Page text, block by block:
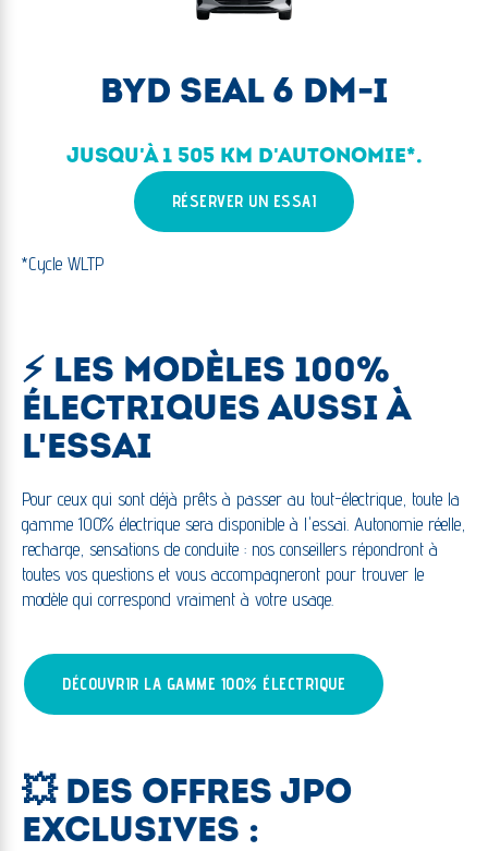
BYD SEAL 6 DM-I
JUSQU'À 1 505 KM D'AUTONOMIE*.
RÉSERVER UN ESSAI
*Cycle WLTP
⚡ LES MODÈLES 100%
ÉLECTRIQUES AUSSI À
L'ESSAI
Pour ceux qui sont déjà prêts à passer au tout-électrique, toute la
gamme 100% électrique sera disponible à l'essai. Autonomie réelle,
recharge, sensations de conduite : nos conseillers répondront à
toutes vos questions et vous accompagneront pour trouver le
modèle qui correspond vraiment à votre usage.
DÉCOUVRIR LA GAMME 100% ÉLECTRIQUE
💥 DES OFFRES JPO
EXCLUSIVES :